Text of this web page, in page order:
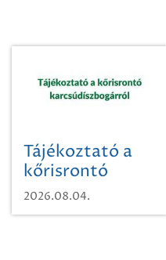
Tájékoztató a
kőrisrontó
karcsúdíszbogárról
2026.08.04.